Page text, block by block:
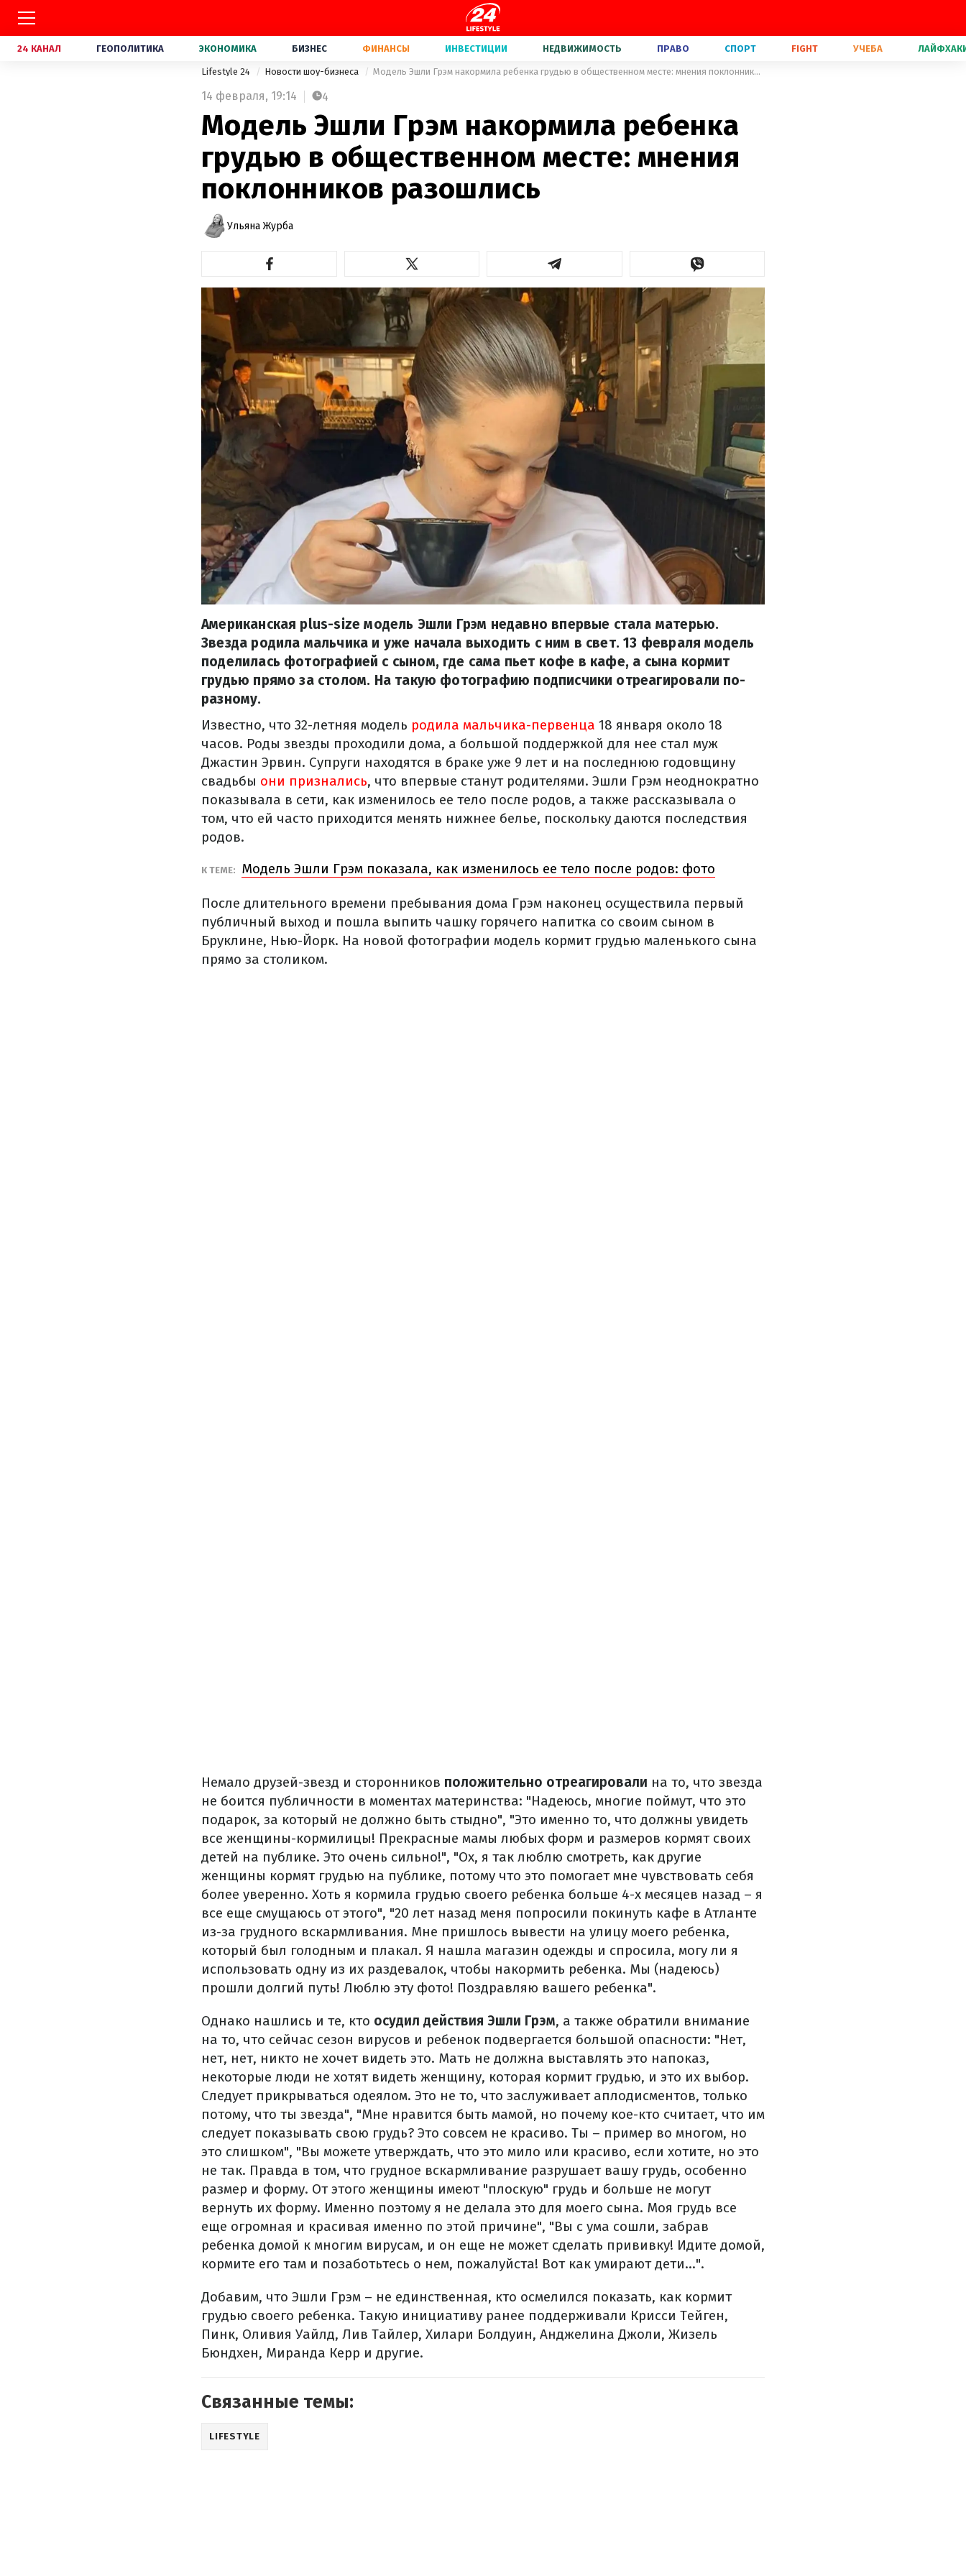
24 КАНАЛ ГЕОПОЛИТИКА ЭКОНОМИКА БИЗНЕС ФИНАНСЫ ИНВЕСТИЦИИ НЕДВИЖИМОСТЬ ПРАВО СПОРТ FIGHT УЧЕБА
Lifestyle 24 Новости шоу-бизнеса Модель Эшли Грэм накормила ребенка грудью в общественном месте: мнения поклонников разошлись
14 февраля, 19:14 4
Модель Эшли Грэм накормила ребенка
грудью в общественном месте: мнения
поклонников разошлись
Ульяна Журба
Американская plus-size модель Эшли Грэм недавно впервые стала матерью.
Звезда родила мальчика и уже начала выходить с ним в свет. 13 февраля модель
поделилась фотографией с сыном, где сама пьет кофе в кафе, а сына кормит
грудью прямо за столом. На такую фотографию подписчики отреагировали по-
разному.
Известно, что 32-летняя модель родила мальчика-первенца 18 января около 18
часов. Роды звезды проходили дома, а большой поддержкой для нее стал муж
Джастин Эрвин. Супруги находятся в браке уже 9 лет и на последнюю годовщину
свадьбы они признались, что впервые станут родителями. Эшли Грэм неоднократно
показывала в сети, как изменилось ее тело после родов, а также рассказывала о
том, что ей часто приходится менять нижнее белье, поскольку даются последствия
родов.
К ТЕМЕ: Модель Эшли Грэм показала, как изменилось ее тело после родов: фото
После длительного времени пребывания дома Грэм наконец осуществила первый
публичный выход и пошла выпить чашку горячего напитка со своим сыном в
Бруклине, Нью-Йорк. На новой фотографии модель кормит грудью маленького сына
прямо за столиком.
Немало друзей-звезд и сторонников положительно отреагировали на то, что звезда
не боится публичности в моментах материнства: "Надеюсь, многие поймут, что это
подарок, за который не должно быть стыдно", "Это именно то, что должны увидеть
все женщины-кормилицы! Прекрасные мамы любых форм и размеров кормят своих
детей на публике. Это очень сильно!", "Ох, я так люблю смотреть, как другие
женщины кормят грудью на публике, потому что это помогает мне чувствовать себя
более уверенно. Хоть я кормила грудью своего ребенка больше 4-х месяцев назад – я
все еще смущаюсь от этого", "20 лет назад меня попросили покинуть кафе в Атланте
из-за грудного вскармливания. Мне пришлось вывести на улицу моего ребенка,
который был голодным и плакал. Я нашла магазин одежды и спросила, могу ли я
использовать одну из их раздевалок, чтобы накормить ребенка. Мы (надеюсь)
прошли долгий путь! Люблю эту фото! Поздравляю вашего ребенка".
Однако нашлись и те, кто осудил действия Эшли Грэм, а также обратили внимание
на то, что сейчас сезон вирусов и ребенок подвергается большой опасности: "Нет,
нет, нет, никто не хочет видеть это. Мать не должна выставлять это напоказ,
некоторые люди не хотят видеть женщину, которая кормит грудью, и это их выбор.
Следует прикрываться одеялом. Это не то, что заслуживает аплодисментов, только
потому, что ты звезда", "Мне нравится быть мамой, но почему кое-кто считает, что им
следует показывать свою грудь? Это совсем не красиво. Ты – пример во многом, но
это слишком", "Вы можете утверждать, что это мило или красиво, если хотите, но это
не так. Правда в том, что грудное вскармливание разрушает вашу грудь, особенно
размер и форму. От этого женщины имеют "плоскую" грудь и больше не могут
вернуть их форму. Именно поэтому я не делала это для моего сына. Моя грудь все
еще огромная и красивая именно по этой причине", "Вы с ума сошли, забрав
ребенка домой к многим вирусам, и он еще не может сделать прививку! Идите домой,
кормите его там и позаботьтесь о нем, пожалуйста! Вот как умирают дети...".
Добавим, что Эшли Грэм – не единственная, кто осмелился показать, как кормит
грудью своего ребенка. Такую инициативу ранее поддерживали Крисси Тейген,
Пинк, Оливия Уайлд, Лив Тайлер, Хилари Болдуин, Анджелина Джоли, Жизель
Бюндхен, Миранда Керр и другие.
Связанные темы:
LIFESTYLE